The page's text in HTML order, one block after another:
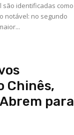
são identificadas como
notável: no segundo
Chinês,
para